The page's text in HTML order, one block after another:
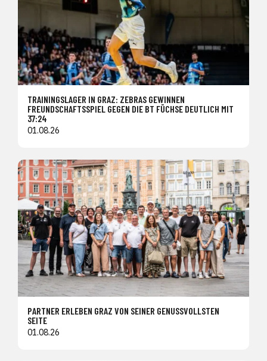
TRAININGSLAGER IN GRAZ: ZEBRAS GEWINNEN
FREUNDSCHAFTSSPIEL GEGEN DIE BT FÜCHSE DEUTLICH MIT
37:24
01.08.26
PARTNER ERLEBEN GRAZ VON SEINER GENUSSVOLLSTEN
SEITE
01.08.26